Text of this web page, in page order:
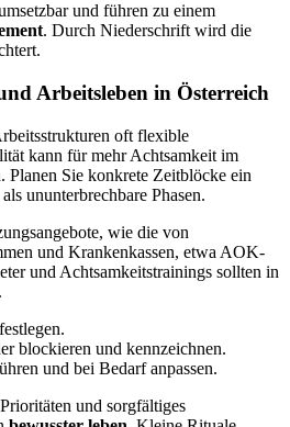
und führen zu einem
. Durch Niederschrift wird die
Arbeitsleben in Österreich
oft flexible
kann für mehr Achtsamkeit im
Planen Sie konkrete Zeitblöcke ein
ununterbrechbare Phasen.
wie die von
und Krankenkassen, etwa AOK-
und Achtsamkeitstrainings sollten in
blockieren und kennzeichnen.
und bei Bedarf anpassen.
und sorgfältiges